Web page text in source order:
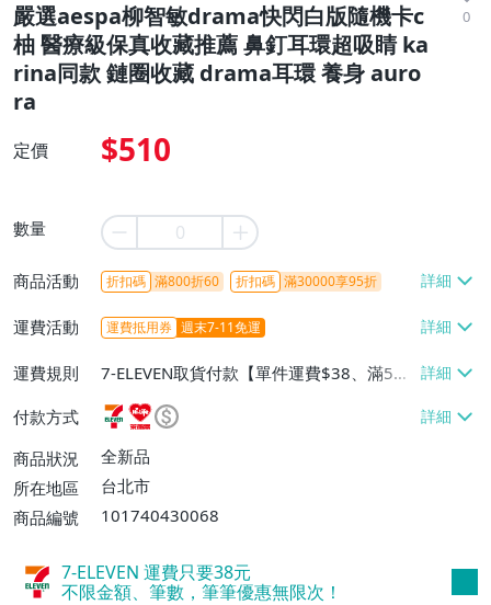
嚴選aespa柳智敏drama快閃白版隨機卡c
柚 醫療級保真收藏推薦 鼻釘耳環超吸睛 ka
rina同款 鏈圈收藏 drama耳環 養身 auro
ra
0
定價 $510
數量
商品活動 折扣碼 滿800折60 折扣碼 滿30000享95折
運費活動 運費抵用券 週末7-11免運
運費規則
7-ELEVEN取貨付款【單件運費$38、滿5件
或消費滿$1298免運費】、7-ELEVEN取貨
不付款【免運費】、萊爾富取貨付款【單件
運費$60、滿5件或消費滿$1298免運
費】、宅配/貨運【單件運費$120、滿5件
付款方式
商品狀況
全新品
所在地區
台北市
商品編號
101740430068
7-ELEVEN 運費只要38元
不限金額、筆數，筆筆優惠無限次！